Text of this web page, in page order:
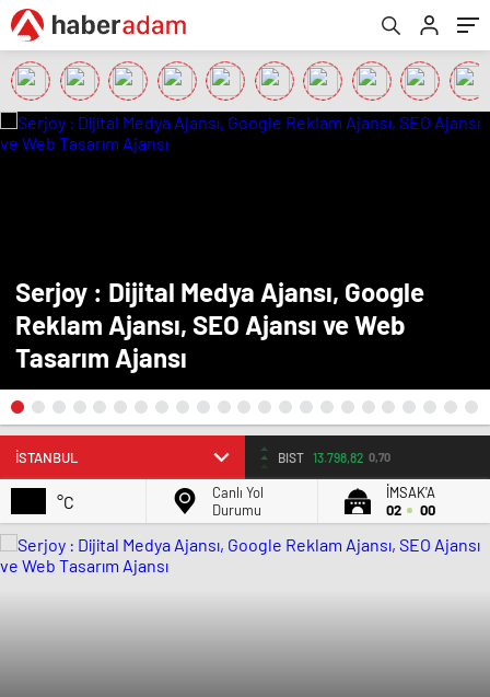
Serjoy : Dijital Medya Ajansı, Google
Reklam Ajansı, SEO Ajansı ve Web
Tasarım Ajansı
BIST 13.798,82 0,70
°C
Canlı Yol
Durumu
İMSAK'A
02
00